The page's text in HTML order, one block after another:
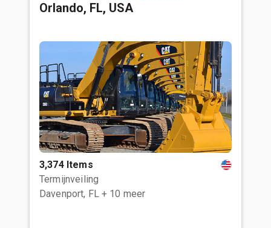
Orlando, FL, USA
3,374 Items
Termijnveiling
Davenport, FL + 10 meer